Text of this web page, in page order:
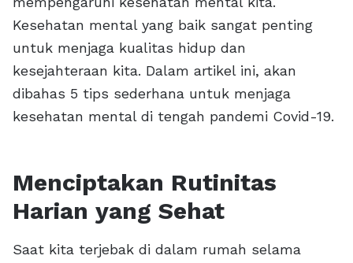
Kesehatan mental yang baik sangat penting
untuk menjaga kualitas hidup dan
kesejahteraan kita. Dalam artikel ini, akan
dibahas 5 tips sederhana untuk menjaga
kesehatan mental di tengah pandemi Covid-19.
Menciptakan Rutinitas
Harian yang Sehat
Saat kita terjebak di dalam rumah selama